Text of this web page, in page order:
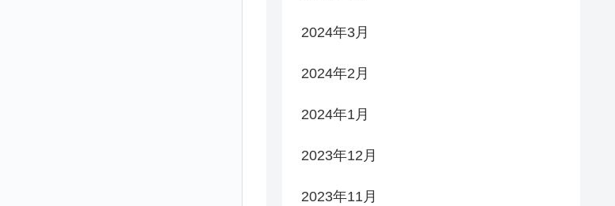
2024年3月
2024年2月
2024年1月
2023年12月
2023年11月